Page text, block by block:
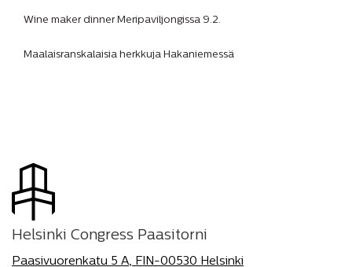
Wine maker dinner Meripaviljongissa 9.2.
Maalaisranskalaisia herkkuja Hakaniemessä
Helsinki Congress Paasitorni
Paasivuorenkatu 5 A, FIN-00530 Helsinki